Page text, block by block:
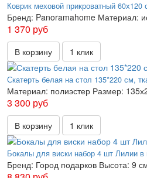
Коврик меховой прикроватный
Бренд: Panoramahome Материал:
1 370 руб
В корзину 1 клик
Скатерть белая на стол 135*220 см,
Материал: полиэстер Размер:
3 300 руб
В корзину 1 клик
Бокалы для виски набор 4 шт Лилии в
Бренд: Город подарков Высота: 9